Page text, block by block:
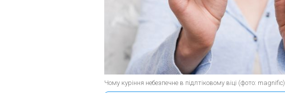
Чому куріння небезпечне в підлтіковому віці (фото: magnific)